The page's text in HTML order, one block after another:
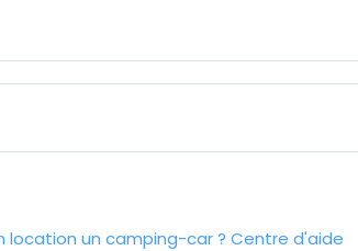
un camping-car ? Centre d'aide